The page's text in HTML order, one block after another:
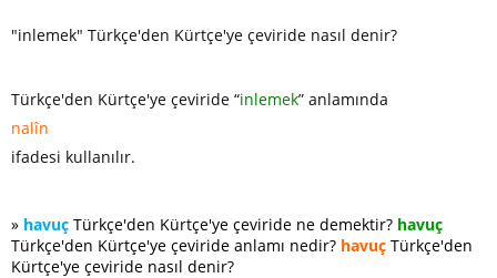
"inlemek" Türkçe'den Kürtçe'ye çeviride nasıl denir?
Türkçe'den Kürtçe'ye çeviride “inlemek” anlamında
nalîn
ifadesi kullanılır.
» havuç Türkçe'den Kürtçe'ye çeviride ne demektir? havuç
Türkçe'den Kürtçe'ye çeviride anlamı nedir? havuç Türkçe'den
Kürtçe'ye çeviride nasıl denir?